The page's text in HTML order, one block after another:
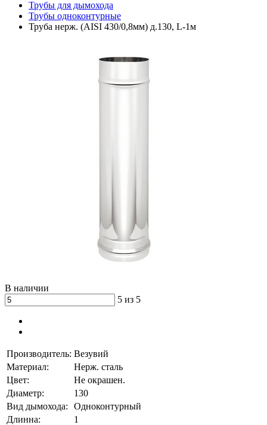
Трубы для дымохода
Трубы одноконтурные
Труба нерж. (AISI 430/0,8мм) д.130, L-1м
В наличии
5 из 5
Производитель: Везувий
Материал:
Нерж. сталь
Цвет:
Не окрашен.
Диаметр:
130
Вид дымохода:
Одноконтурный
Длинна:
1